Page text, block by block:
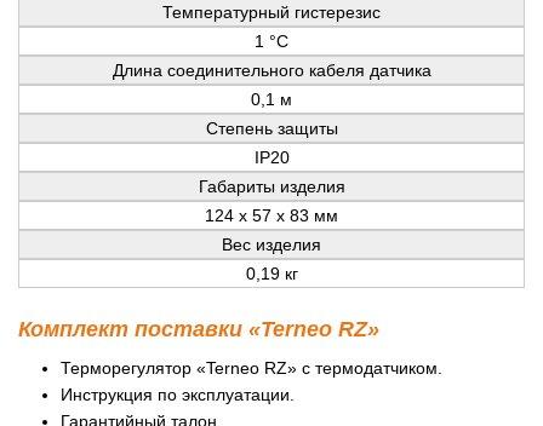
Температурный гистерезис
1 °С
Длина соединительного кабеля датчика
0,1 м
Степень защиты
IP20
Габариты изделия
124 x 57 x 83 мм
Вес изделия
0,19 кг
Комплект поставки «Terneo RZ»
Терморегулятор «Terneo RZ» с термодатчиком.
Инструкция по эксплуатации.
Гарантийный талон.